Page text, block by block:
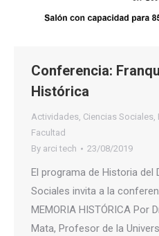
Conferencia:
Histórica
Actividades, Ciencias Sociales,
Facultad
By arci tech 23/08/2019
El programa de Historia del
Sociales invita a la
MEMORIA HISTÓRICA Por
Mata, Profesor de la